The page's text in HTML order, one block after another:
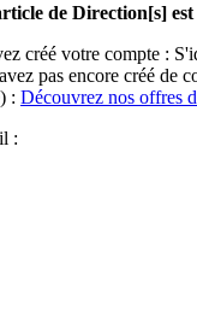
de Direction[s]
créé votre compte :
pas encore créé de
: Découvrez nos offres
: